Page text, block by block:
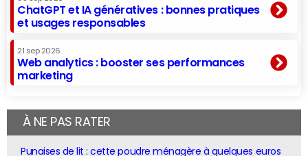
ChatGPT et IA génératives : bonnes pratiques
et usages responsables
21 sep 2026
Web analytics : booster ses performances
marketing
À NE PAS RATER
Punaises de lit : cette poudre ménagère à quelques euros